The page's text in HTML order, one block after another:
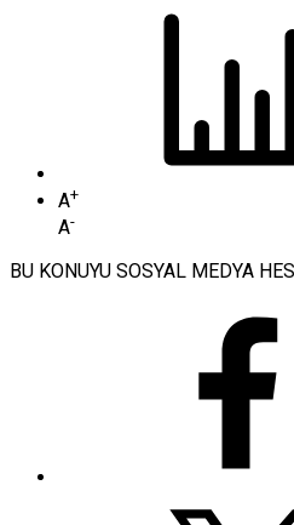
A+
A-
BU KONUYU SOSYAL MEDYA